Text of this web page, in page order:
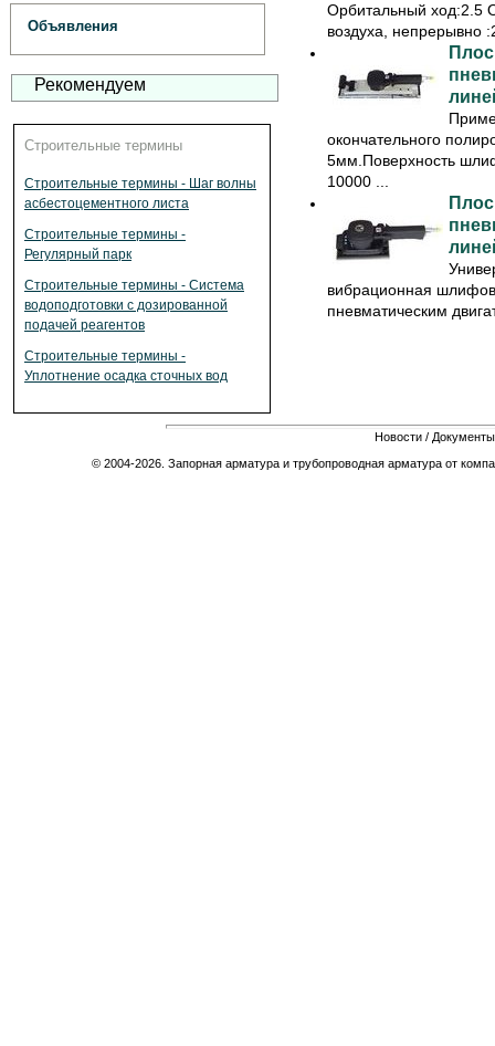
Объявления
Рекомендуем
Строительные термины
Строительные термины - Шаг волны
асбестоцементного листа
Строительные термины -
Регулярный парк
Строительные термины - Система
водоподготовки с дозированной
подачей реагентов
Строительные термины -
Уплотнение осадка сточных вод
Орбитальный ход:2.5
воздуха, непрерывно
окончательного
5мм.Поверхность
10000 ...
вибрационная
пневматическим
Новости / Документы
© 2004-2026. Запорная арматура и трубопроводная арматура от